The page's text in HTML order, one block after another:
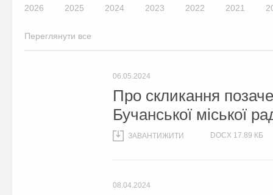
2026 2025 2024 2023 2022 2021
Переглянути все
06.05.2024
Про скликання
Бучанської міської
ЗАВАНТИЖИТИ DOCX 17.89 КБ
08.04.2024